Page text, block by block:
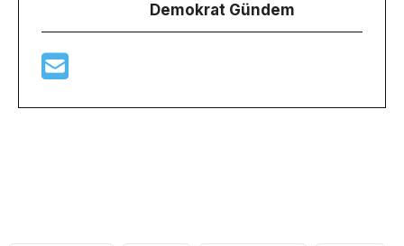
Demokrat Gündem